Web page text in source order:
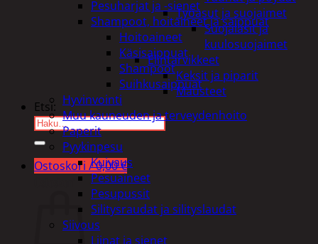
Työasut ja suojaimet
Suojalasit ja
kuulosuojaimet
Elintarvikkeet
Keksit ja piparit
Mausteet
Etsi:
Ostoskori /0,00€
Pesuharjat ja -sienet
Shampoot, hoitaineet ja saippuat
Hoitoaineet
Käsisaippuat
Shampoot
Suihkusaippuat
Hyvinvointi
Muu kauneuden ja terveydenhoito
Paperit
Pyykinpesu
Kuivaus
Pesuaineet
Pesupussit
Silitysraudat ja silityslaudat
Siivous
Liinat ja sienet